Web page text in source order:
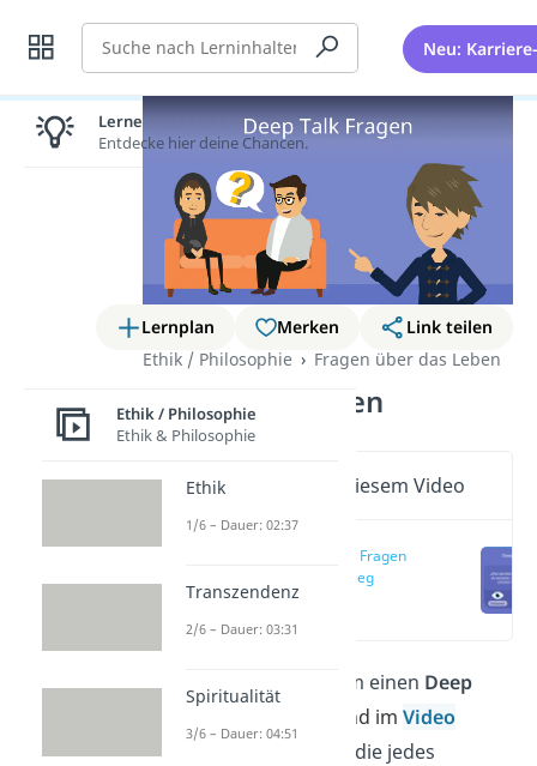
Suche Neu:
Lernplan Merken
Link teilen
Ethik / Philosophie
Fragen über das Leben
Deep Talk Fragen
Wichtige Inhalte in diesem Video
Deep Talk Fragen
zum Einstieg
(00:14)
Du brauchst , um einen Deep
und im Video
findest du 100 Fragen, die jedes
Lernen lohnt sich!
Entdecke hier deine Chancen.
Ethik / Philosophie
Ethik & Philosophie
Ethik
1/6 – Dauer: 02:37
Transzendenz
2/6 – Dauer: 03:31
Spiritualität
3/6 – Dauer: 04:51